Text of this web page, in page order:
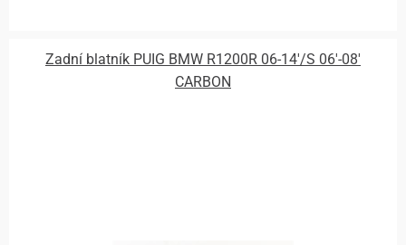
Zadní blatník PUIG BMW R1200R 06-14'/S 06'-08'
CARBON